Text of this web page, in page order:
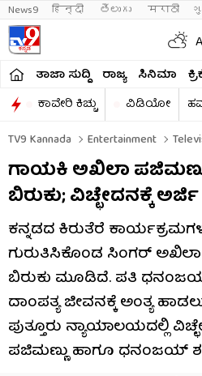
News9 हिन्दी తెలుగు मराठी
ತಾಜಾ ಸುದ್ದಿ ರಾಜ್ಯ ಸಿನಿಮಾ
ಕಾವೇರಿ ಕಿಚ್ಚು
ವಿಡಿಯೋ
TV9 Kannada
Entertainment
ಗಾಯಕಿ ಅಖಿಲಾ ಪಜಿಮಣ್ಣು
ಬಿರುಕು; ವಿಚ್ಛೇದನಕ್ಕೆ ಅರ್ಜಿ
ಕನ್ನಡದ ಕಿರುತೆರೆ
ಗುರುತಿಸಿಕೊಂಡ ಸಿಂಗರ್
ಬಿರುಕು ಮೂಡಿದೆ. ಪತಿ
ದಾಂಪತ್ಯ ಜೀವನಕ್ಕೆ ಅಂತ್ಯ
ಪುತ್ತೂರು ನ್ಯಾಯಾಲಯದಲ್ಲಿ
ಪಜಿಮಣ್ಣು ಹಾಗೂ ಧನಂಜಯ್